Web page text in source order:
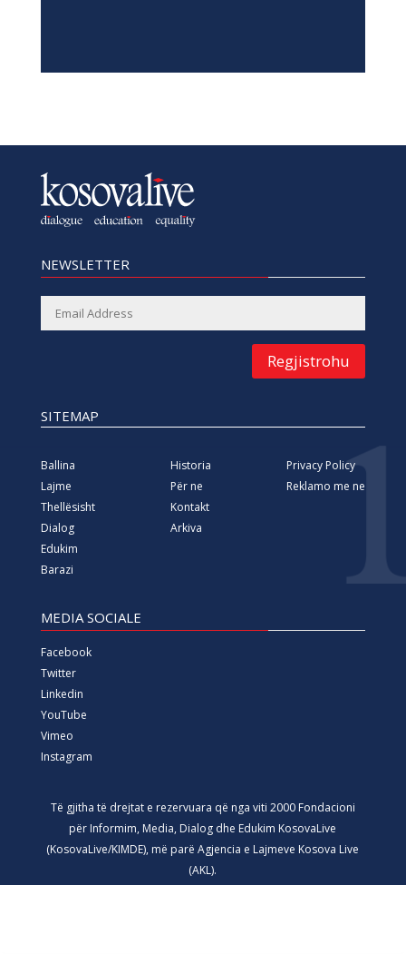
NEWSLETTER
Regjistrohu
SITEMAP
Ballina
Lajme
Thellësisht
Dialog
Edukim
Barazi
Historia
Për ne
Kontakt
Arkiva
Privacy Policy
Reklamo me ne
MEDIA SOCIALE
Facebook
Twitter
Linkedin
YouTube
Vimeo
Instagram
Të gjitha të drejtat e rezervuara që nga viti 2000 Fondacioni
për Informim, Media, Dialog dhe Edukim KosovaLive
(KosovaLive/KIMDE), më parë Agjencia e Lajmeve Kosova Live
(AKL).